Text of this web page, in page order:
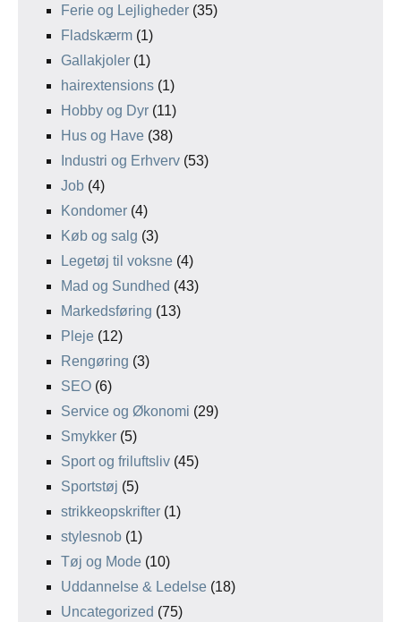
Ferie og Lejligheder (35)
Fladskærm (1)
Gallakjoler (1)
hairextensions (1)
Hobby og Dyr (11)
Hus og Have (38)
Industri og Erhverv (53)
Job (4)
Kondomer (4)
Køb og salg (3)
Legetøj til voksne (4)
Mad og Sundhed (43)
Markedsføring (13)
Pleje (12)
Rengøring (3)
SEO (6)
Service og Økonomi (29)
Smykker (5)
Sport og friluftsliv (45)
Sportstøj (5)
strikkeopskrifter (1)
stylesnob (1)
Tøj og Mode (10)
Uddannelse & Ledelse (18)
Uncategorized (75)